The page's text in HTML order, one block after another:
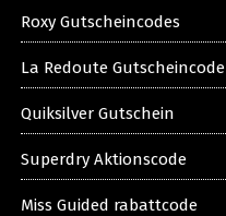
Roxy Gutscheincodes
La Redoute Gutscheincode
Quiksilver Gutschein
Superdry Aktionscode
Miss Guided rabattcode